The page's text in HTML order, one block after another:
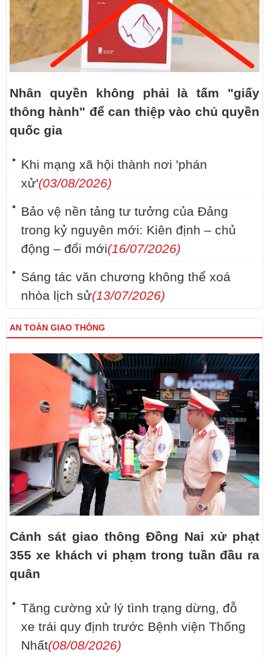
Nhân quyền không phải là tấm "giấy
thông hành" để can thiệp vào chủ quyền
quốc gia
Khi mạng xã hội thành nơi 'phán
xử'(03/08/2026)
Bảo vệ nền tảng tư tưởng của Đảng
trong kỷ nguyên mới: Kiên định – chủ
động – đổi mới(16/07/2026)
Sáng tác văn chương không thể xoá
nhòa lịch sử(13/07/2026)
AN TOÀN GIAO THÔNG
Cảnh sát giao thông Đồng Nai xử phạt
355 xe khách vi phạm trong tuần đầu ra
quân
Tăng cường xử lý tình trạng dừng, đỗ
xe trái quy định trước Bệnh viện Thống
Nhất(08/08/2026)